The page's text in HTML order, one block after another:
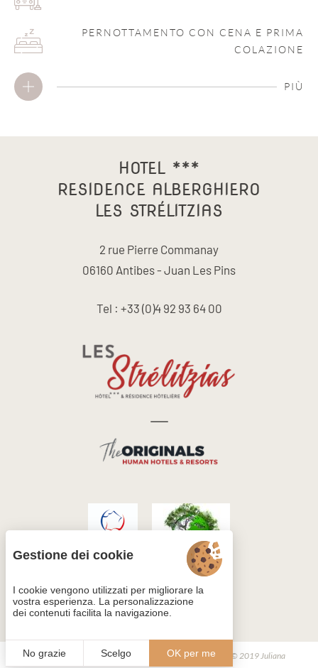
PERNOTTAMENTO CON CENA E PRIMA
COLAZIONE
PIÙ
HOTEL ***
RESIDENCE ALBERGHIERO
LES STRÉLITZIAS
2 rue Pierre Commanay
06160 Antibes - Juan Les Pins
Tel : +33 (0)4 92 93 64 00
Gestione dei cookie Note legali Mappa del sito © 2019 Juliana
Gestione dei cookie
I cookie vengono utilizzati per migliorare la
vostra esperienza. La personalizzazione
dei contenuti facilita la navigazione.
No grazie Scelgo OK per me